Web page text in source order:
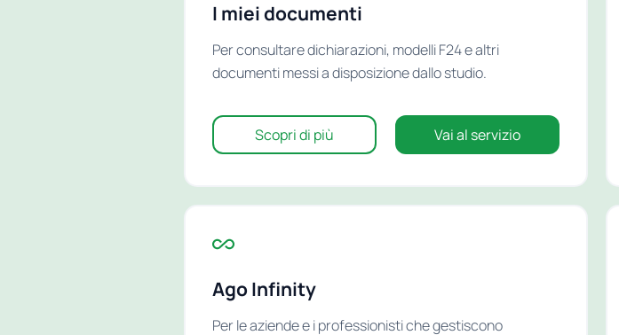
I miei documenti
Per consultare dichiarazioni, modelli F24 e altri
documenti messi a disposizione dallo studio.
Scopri di più Vai al servizio
Ago Infinity
Per le aziende e i professionisti che gestiscono